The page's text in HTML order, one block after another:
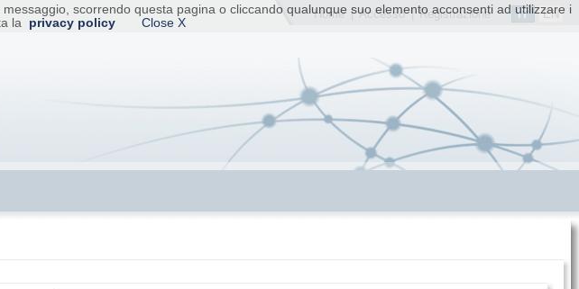
IT EN
Home |Accesso| Registrazione
scorrendo questa pagina o cliccando qualunque suo elemento acconsenti ad utilizzare i
la
privacy policy Close X